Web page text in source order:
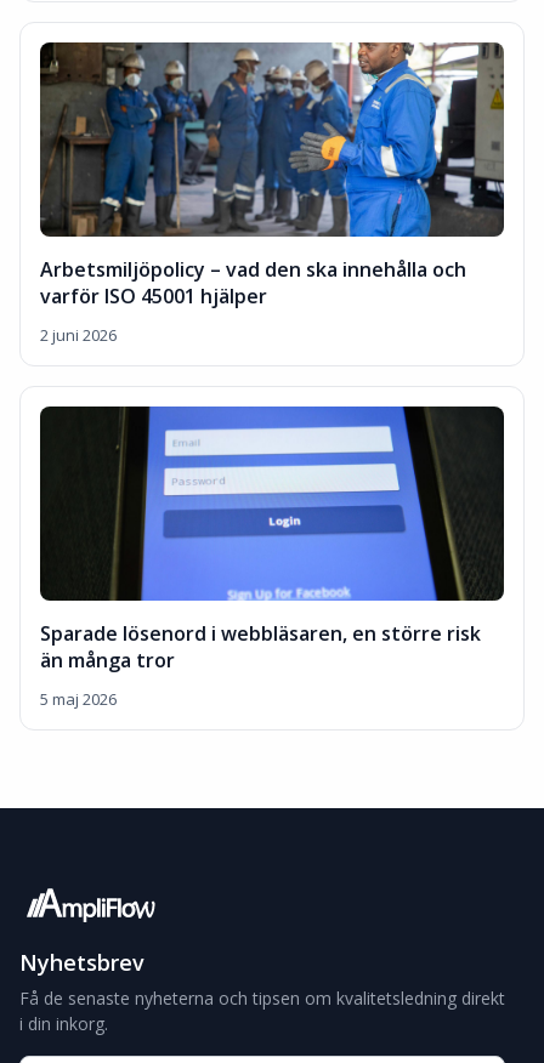
Arbetsmiljöpolicy – vad den ska innehålla och
varför ISO 45001 hjälper
2 juni 2026
Sparade lösenord i webbläsaren, en större risk
än många tror
5 maj 2026
Nyhetsbrev
Få de senaste nyheterna och tipsen om kvalitetsledning direkt
i din inkorg.